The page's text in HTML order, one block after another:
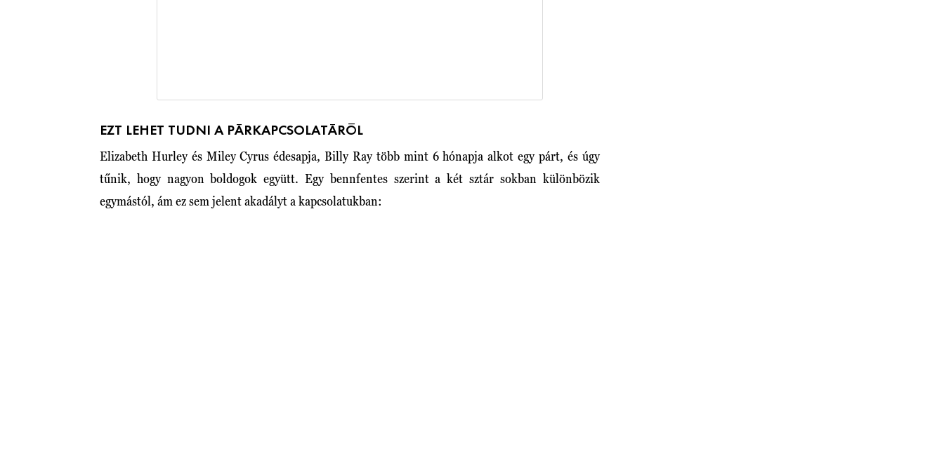
EZT LEHET TUDNI A PÁRKAPCSOLATÁRÓL
Elizabeth Hurley és Miley Cyrus édesapja, Billy Ray több mint 6 hónapja alkot egy párt, és úgy
tűnik, hogy nagyon boldogok együtt. Egy bennfentes szerint a két sztár sokban különbözik
egymástól, ám ez sem jelent akadályt a kapcsolatukban: